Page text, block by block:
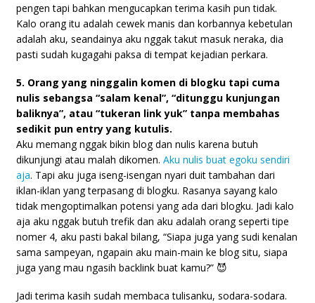
pengen tapi bahkan mengucapkan terima kasih pun tidak.
Kalo orang itu adalah cewek manis dan korbannya kebetulan
adalah aku, seandainya aku nggak takut masuk neraka, dia
pasti sudah kugagahi paksa di tempat kejadian perkara.
5. Orang yang ninggalin komen di blogku tapi cuma
nulis sebangsa “salam kenal”, “ditunggu kunjungan
baliknya”, atau “tukeran link yuk” tanpa membahas
sedikit pun entry yang kutulis.
Aku memang nggak bikin blog dan nulis karena butuh
dikunjungi atau malah dikomen. Aku nulis buat egoku sendiri
aja. Tapi aku juga iseng-isengan nyari duit tambahan dari
iklan-iklan yang terpasang di blogku. Rasanya sayang kalo
tidak mengoptimalkan potensi yang ada dari blogku. Jadi kalo
aja aku nggak butuh trefik dan aku adalah orang seperti tipe
nomer 4, aku pasti bakal bilang, “Siapa juga yang sudi kenalan
sama sampeyan, ngapain aku main-main ke blog situ, siapa
juga yang mau ngasih backlink buat kamu?” 😈
Jadi terima kasih sudah membaca tulisanku, sodara-sodara.